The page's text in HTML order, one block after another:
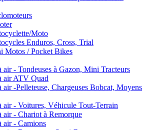
Moto
Enduros, Cross, Trial
Motos / Pocket Bikes
air - Tondeuses à Gazon, Mini Tracteurs
air ATV Quad
air -Pelleteuse, Chargeuses Bobcat, Moyens
air - Voitures, Véhicule Tout-Terrain
air - Chariot à Remorque
air - Camions